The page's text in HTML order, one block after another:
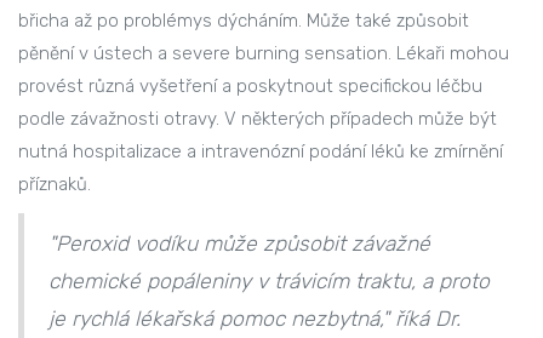
břicha až po problémys dýcháním. Může také způsobit
pěnění v ústech a severe burning sensation. Lékaři mohou
provést různá vyšetření a poskytnout specifickou léčbu
podle závažnosti otravy. V některých případech může být
nutná hospitalizace a intravenózní podání léků ke zmírnění
příznaků.
"Peroxid vodíku může způsobit závažné
chemické popáleniny v trávicím traktu, a proto
je rychlá lékařská pomoc nezbytná," říká Dr.